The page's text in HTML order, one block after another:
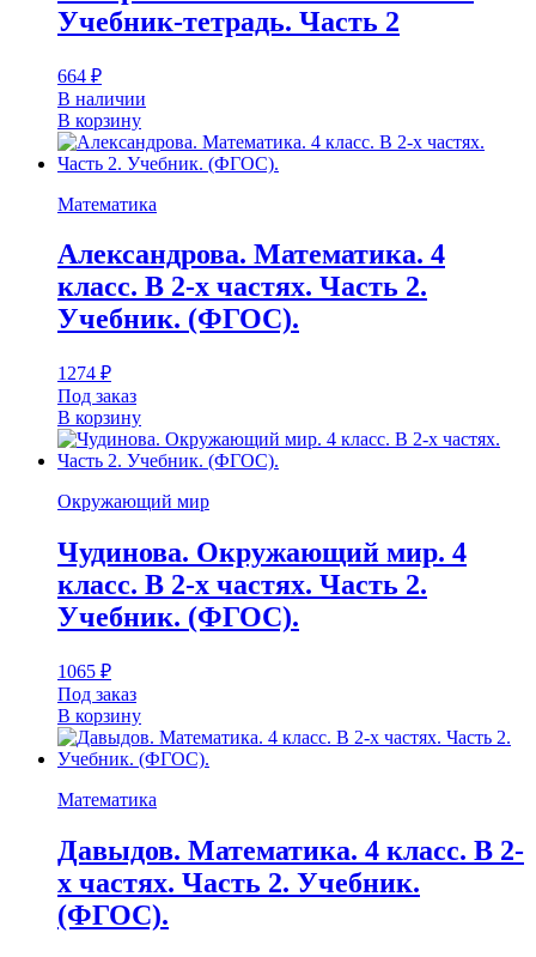
Учебник-тетрадь. Часть 2
664 ₽
В наличии
В корзину
Математика
Александрова. Математика. 4
класс. В 2-х частях. Часть 2.
Учебник. (ФГОС).
1274 ₽
Под заказ
В корзину
Окружающий мир
Чудинова. Окружающий мир. 4
класс. В 2-х частях. Часть 2.
Учебник. (ФГОС).
1065 ₽
Под заказ
В корзину
Математика
Давыдов. Математика. 4 класс. В 2-
х частях. Часть 2. Учебник.
(ФГОС).